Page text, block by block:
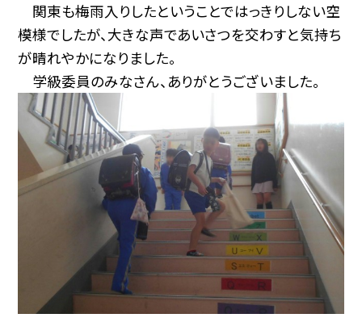
関東も梅雨入りしたということではっきりしない空
模様でしたが、大きな声であいさつを交わすと気持ち
が晴れやかになりました。
学級委員のみなさん、ありがとうございました。